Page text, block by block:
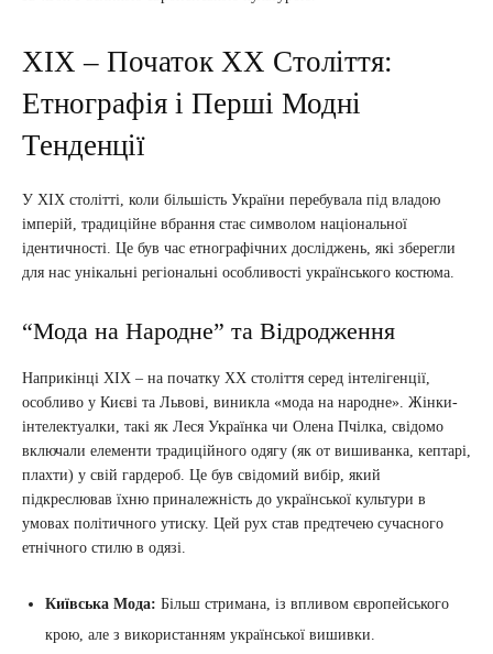
XIX – Початок XX Століття:
Етнографія і Перші Модні
Тенденції
У XIX столітті, коли більшість України перебувала під владою
імперій, традиційне вбрання стає символом національної
ідентичності. Це був час етнографічних досліджень, які зберегли
для нас унікальні регіональні особливості українського костюма.
“Мода на Народне” та Відродження
Наприкінці XIX – на початку XX століття серед інтелігенції,
особливо у Києві та Львові, виникла «мода на народне». Жінки-
інтелектуалки, такі як Леся Українка чи Олена Пчілка, свідомо
включали елементи традиційного одягу (як от вишиванка, кептарі,
плахти) у свій гардероб. Це був свідомий вибір, який
підкреслював їхню приналежність до української культури в
умовах політичного утиску. Цей рух став предтечею сучасного
етнічного стилю в одязі.
Київська Мода: Більш стримана, із впливом європейського
крою, але з використанням української вишивки.